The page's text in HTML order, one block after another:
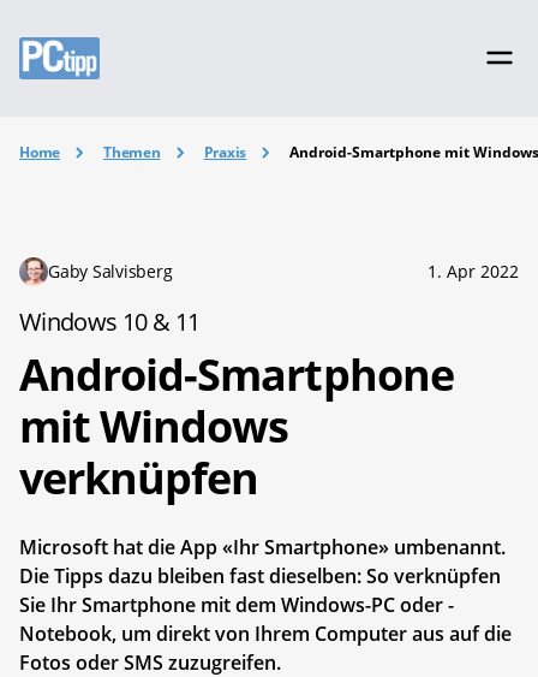
Home Themen Praxis Android-Smartphone mit
Gaby Salvisberg 1. Apr 2022
Windows 10 & 11
Android-Smartphone
mit Windows
verknüpfen
Microsoft hat die App «Ihr Smartphone» umbenannt.
Die Tipps dazu bleiben fast dieselben: So verknüpfen
Sie Ihr Smartphone mit dem Windows-PC oder -
Notebook, um direkt von Ihrem Computer aus auf die
Fotos oder SMS zuzugreifen.